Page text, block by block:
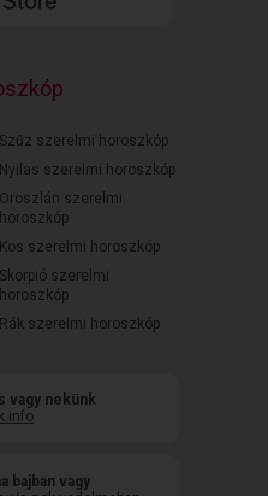
Szűz szerelmi horoszkóp
Nyilas szerelmi horoszkóp
Oroszlán szerelmi
horoszkóp
Kos szerelmi horoszkóp
Skorpió szerelmi
horoszkóp
Rák szerelmi horoszkóp
vagy nekünk
bajban vagy